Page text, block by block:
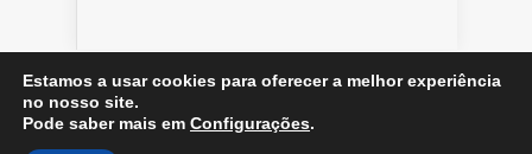
Designed by
Estamos a usar cookies para oferecer a melhor experiência
no nosso site.
Pode saber mais em Configurações.